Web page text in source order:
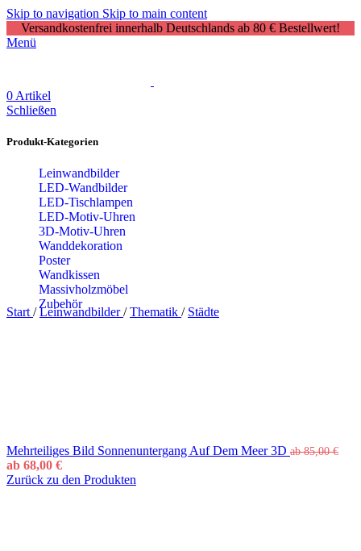
Skip to navigation Skip to main content
Versandkostenfrei innerhalb Deutschlands ab 80 € Bestellwert!
Menü
0 Artikel
Schließen
Produkt-Kategorien
Leinwandbilder
LED-Wandbilder
LED-Tischlampen
LED-Motiv-Uhren
3D-Motiv-Uhren
Wanddekoration
Poster
Wandkissen
Massivholzmöbel
Zubehör
Start / Leinwandbilder/ Thematik / Städte
Mehrteiliges Bild Sonnenuntergang Auf Dem Meer 3D ab85,00€
ab 68,00 €
Zurück zu den Produkten